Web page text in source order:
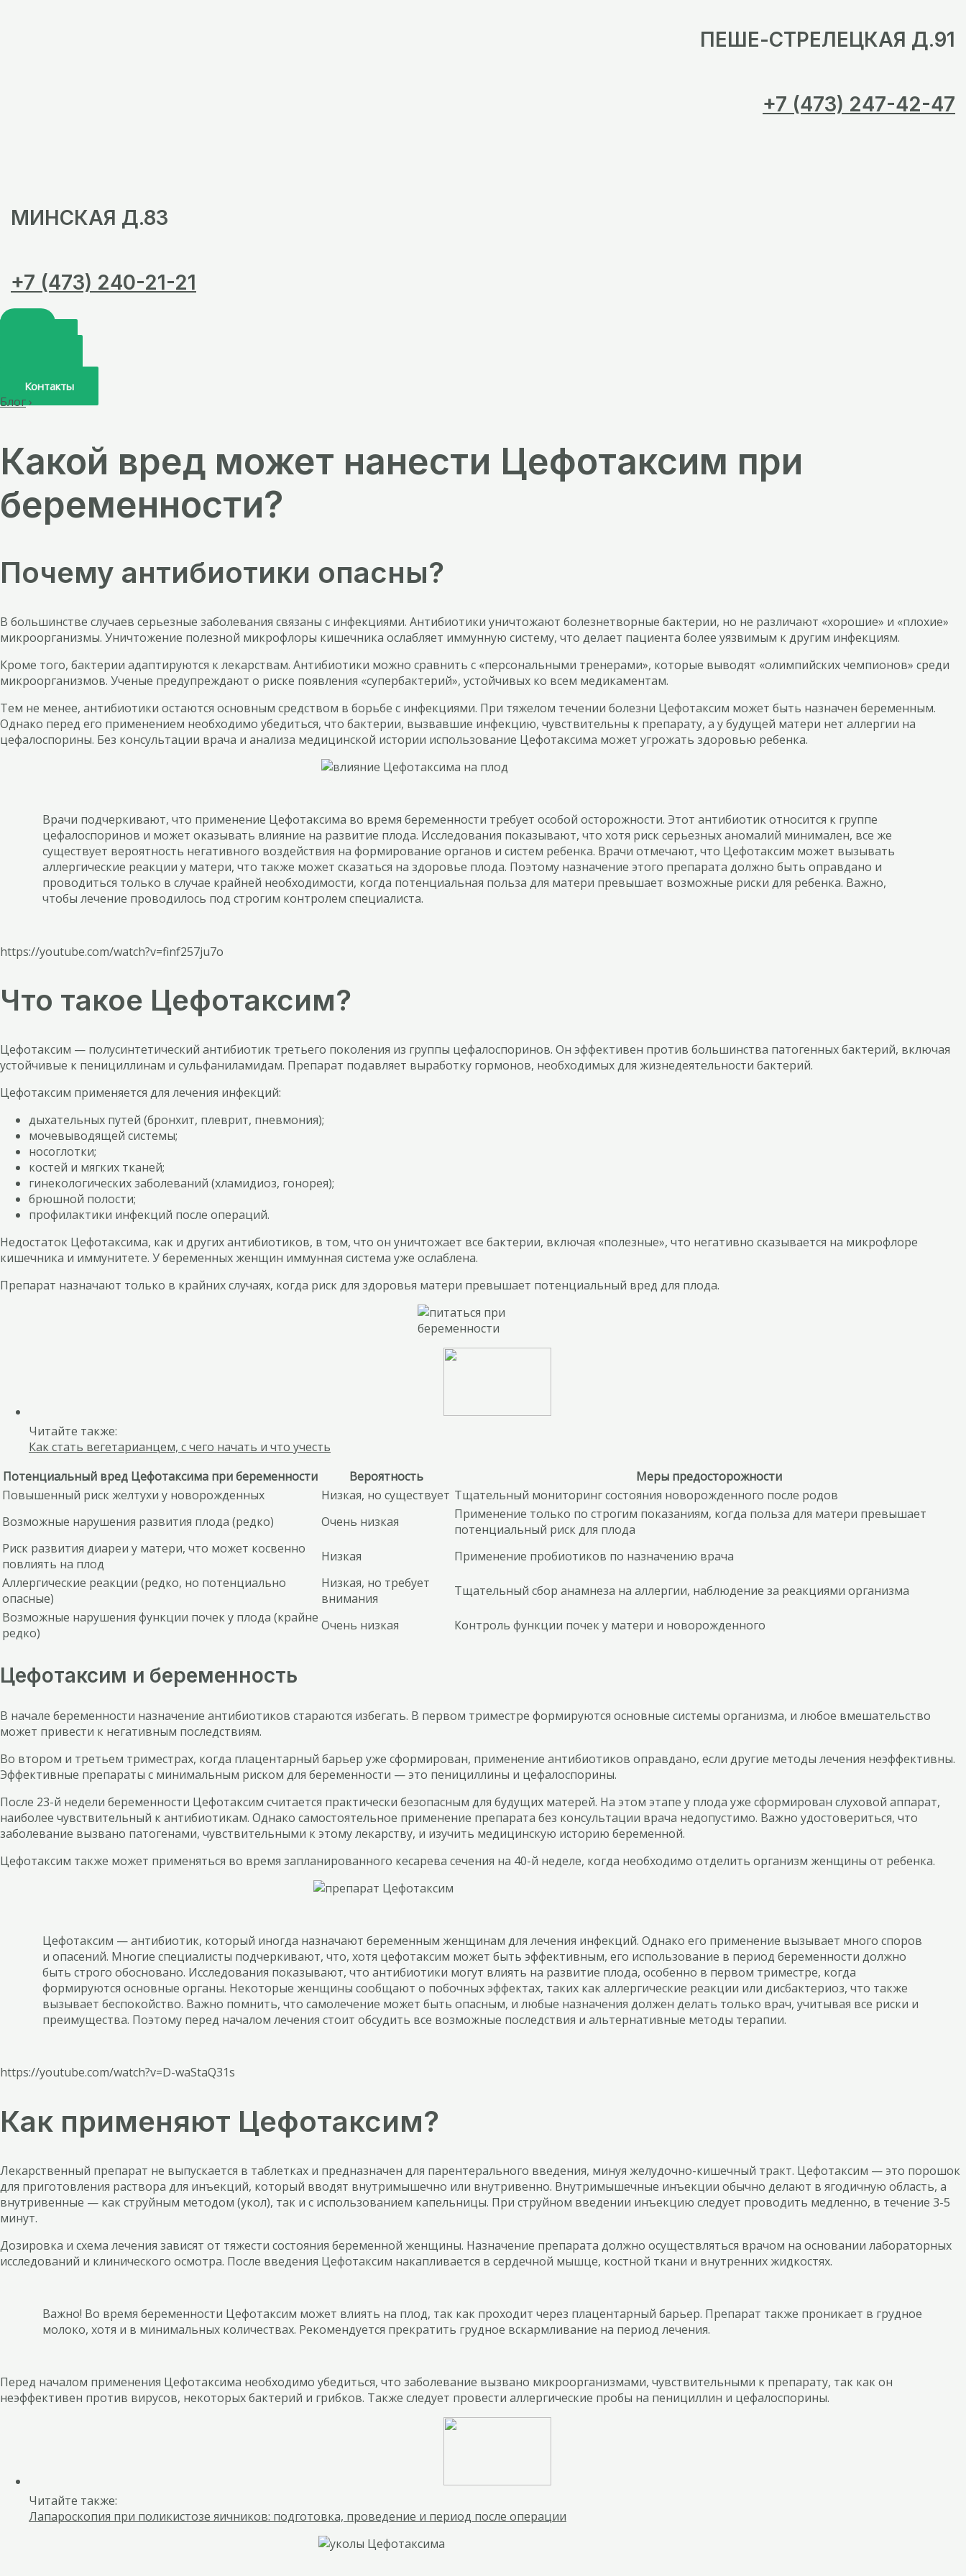
ПЕШЕ-СТРЕЛЕЦКАЯ Д.91
+7 (473) 247-42-47
МИНСКАЯ Д.83
+7 (473) 240-21-21
Контакты
Блог›
Какой вред может нанести Цефотаксим при
беременности?
Почему антибиотики опасны?
В большинстве случаев серьезные заболевания связаны с инфекциями. Антибиотики уничтожают болезнетворные бактерии, но не различают «хорошие» и «плохие»
микроорганизмы. Уничтожение полезной микрофлоры кишечника ослабляет иммунную систему, что делает пациента более уязвимым к другим инфекциям.
Кроме того, бактерии адаптируются к лекарствам. Антибиотики можно сравнить с «персональными тренерами», которые выводят «олимпийских чемпионов» среди
микроорганизмов. Ученые предупреждают о риске появления «супербактерий», устойчивых ко всем медикаментам.
Тем не менее, антибиотики остаются основным средством в борьбе с инфекциями. При тяжелом течении болезни Цефотаксим может быть назначен беременным.
Однако перед его применением необходимо убедиться, что бактерии, вызвавшие инфекцию, чувствительны к препарату, а у будущей матери нет аллергии на
цефалоспорины. Без консультации врача и анализа медицинской истории использование Цефотаксима может угрожать здоровью ребенка.
Врачи подчеркивают, что применение Цефотаксима во время беременности требует особой осторожности. Этот антибиотик относится к группе
цефалоспоринов и может оказывать влияние на развитие плода. Исследования показывают, что хотя риск серьезных аномалий минимален, все же
существует вероятность негативного воздействия на формирование органов и систем ребенка. Врачи отмечают, что Цефотаксим может вызывать
аллергические реакции у матери, что также может сказаться на здоровье плода. Поэтому назначение этого препарата должно быть оправдано и
проводиться только в случае крайней необходимости, когда потенциальная польза для матери превышает возможные риски для ребенка. Важно,
чтобы лечение проводилось под строгим контролем специалиста.
https://youtube.com/watch?v=finf257ju7o
Что такое Цефотаксим?
Цефотаксим — полусинтетический антибиотик третьего поколения из группы цефалоспоринов. Он эффективен против большинства патогенных бактерий, включая
устойчивые к пенициллинам и сульфаниламидам. Препарат подавляет выработку гормонов, необходимых для жизнедеятельности бактерий.
Цефотаксим применяется для лечения инфекций:
дыхательных путей (бронхит, плеврит, пневмония);
мочевыводящей системы;
носоглотки;
костей и мягких тканей;
гинекологических заболеваний (хламидиоз, гонорея);
брюшной полости;
профилактики инфекций после операций.
Недостаток Цефотаксима, как и других антибиотиков, в том, что он уничтожает все бактерии, включая «полезные», что негативно сказывается на микрофлоре
кишечника и иммунитете. У беременных женщин иммунная система уже ослаблена.
Препарат назначают только в крайних случаях, когда риск для здоровья матери превышает потенциальный вред для плода.
Читайте также:
Как стать вегетарианцем, с чего начать и что учесть
Потенциальный вред Цефотаксима при беременности
Вероятность
Меры предосторожности
Повышенный риск желтухи у новорожденных
Низкая, но существует Тщательный мониторинг состояния новорожденного после родов
Возможные нарушения развития плода (редко)
Очень низкая
Применение только по строгим показаниям, когда польза для матери превышает
потенциальный риск для плода
Риск развития диареи у матери, что может косвенно
повлиять на плод
Низкая
Применение пробиотиков по назначению врача
Аллергические реакции (редко, но потенциально
опасные)
Низкая, но требует
внимания
Тщательный сбор анамнеза на аллергии, наблюдение за реакциями организма
Возможные нарушения функции почек у плода (крайне
редко)
Очень низкая Контроль функции почек у матери и новорожденного
Цефотаксим и беременность
В начале беременности назначение антибиотиков стараются избегать. В первом триместре формируются основные системы организма, и любое вмешательство
может привести к негативным последствиям.
Во втором и третьем триместрах, когда плацентарный барьер уже сформирован, применение антибиотиков оправдано, если другие методы лечения неэффективны.
Эффективные препараты с минимальным риском для беременности — это пенициллины и цефалоспорины.
После 23-й недели беременности Цефотаксим считается практически безопасным для будущих матерей. На этом этапе у плода уже сформирован слуховой аппарат,
наиболее чувствительный к антибиотикам. Однако самостоятельное применение препарата без консультации врача недопустимо. Важно удостовериться, что
заболевание вызвано патогенами, чувствительными к этому лекарству, и изучить медицинскую историю беременной.
Цефотаксим также может применяться во время запланированного кесарева сечения на 40-й неделе, когда необходимо отделить организм женщины от ребенка.
Цефотаксим — антибиотик, который иногда назначают беременным женщинам для лечения инфекций. Однако его применение вызывает много споров
и опасений. Многие специалисты подчеркивают, что, хотя цефотаксим может быть эффективным, его использование в период беременности должно
быть строго обосновано. Исследования показывают, что антибиотики могут влиять на развитие плода, особенно в первом триместре, когда
формируются основные органы. Некоторые женщины сообщают о побочных эффектах, таких как аллергические реакции или дисбактериоз, что также
вызывает беспокойство. Важно помнить, что самолечение может быть опасным, и любые назначения должен делать только врач, учитывая все риски и
преимущества. Поэтому перед началом лечения стоит обсудить все возможные последствия и альтернативные методы терапии.
https://youtube.com/watch?v=D-waStaQ31s
Как применяют Цефотаксим?
Лекарственный препарат не выпускается в таблетках и предназначен для парентерального введения, минуя желудочно-кишечный тракт. Цефотаксим — это порошок
для приготовления раствора для инъекций, который вводят внутримышечно или внутривенно. Внутримышечные инъекции обычно делают в ягодичную область, а
внутривенные — как струйным методом (укол), так и с использованием капельницы. При струйном введении инъекцию следует проводить медленно, в течение 3-5
минут.
Дозировка и схема лечения зависят от тяжести состояния беременной женщины. Назначение препарата должно осуществляться врачом на основании лабораторных
исследований и клинического осмотра. После введения Цефотаксим накапливается в сердечной мышце, костной ткани и внутренних жидкостях.
Важно! Во время беременности Цефотаксим может влиять на плод, так как проходит через плацентарный барьер. Препарат также проникает в грудное
молоко, хотя и в минимальных количествах. Рекомендуется прекратить грудное вскармливание на период лечения.
Перед началом применения Цефотаксима необходимо убедиться, что заболевание вызвано микроорганизмами, чувствительными к препарату, так как он
неэффективен против вирусов, некоторых бактерий и грибков. Также следует провести аллергические пробы на пенициллин и цефалоспорины.
Читайте также:
Лапароскопия при поликистозе яичников: подготовка, проведение и период после операции